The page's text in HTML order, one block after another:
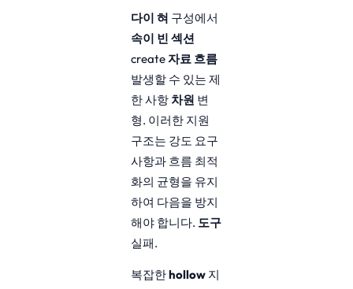
다이 혀 구성에서
속이 빈 섹션
create자료 흐름
발생할 수 있는 제
한 사항 차원 변
형. 이러한 지원
구조는 강도 요구
사항과 흐름 최적
화의 균형을 유지
하여 다음을 방지
해야 합니다. 도구
실패.
복잡한hollow 지